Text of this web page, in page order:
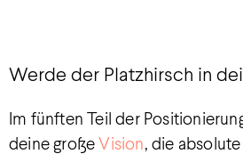
Werde der Platzhirsch in
Im fünften Teil der
deine große Vision, die